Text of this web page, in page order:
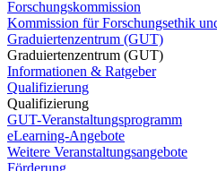
Forschungskommission
Kommission für Forschungsethik
Graduiertenzentrum (GUT)
Graduiertenzentrum (GUT)
Informationen & Ratgeber
Qualifizierung
Qualifizierung
GUT-Veranstaltungsprogramm
eLearning-Angebote
Weitere Veranstaltungsangebote
Förderung